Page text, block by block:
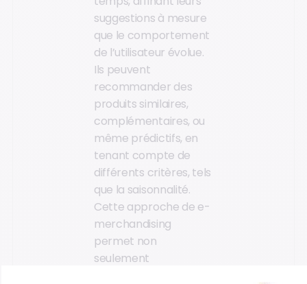
suggestions à mesure
que le comportement
de l’utilisateur évolue.
Ils peuvent
recommander des
produits similaires,
complémentaires, ou
même prédictifs, en
tenant compte de
différents critères, tels
que la saisonnalité.
Cette approche de e-
merchandising
permet non
seulement